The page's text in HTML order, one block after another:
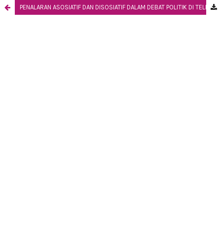
PENALARAN ASOSIATIF DAN DISOSIATIF DALAM DEBAT POLITIK DI TELEVISI